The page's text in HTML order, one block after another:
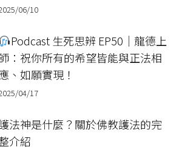
06/10
Podcast 生死思辨 EP50｜龍德上
：祝你所有的希望皆能與正法相
、如願實現！
04/17
法神是什麼？關於佛教護法的完
介紹